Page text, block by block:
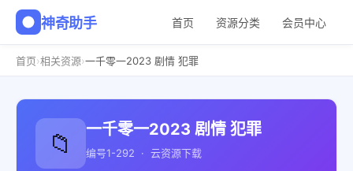
神奇助手 首页 资源分类 会员中心
首页›相关资源›一千零一2023 剧情 犯罪
📁 一千零一2023 剧情 犯罪
编号1-292 · 云资源下载